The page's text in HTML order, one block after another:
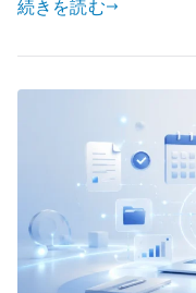
通
ISP、
SIer
it
te
r
続きを読む